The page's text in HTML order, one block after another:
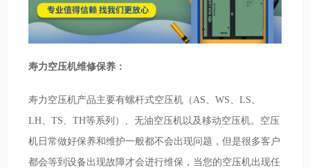
寿力空压机维修保养：
寿力空压机产品主要有螺杆式空压机（AS、WS、LS、
LH、TS、TH等系列）、无油空压机以及移动空压机。空压
机日常做好保养和维护一般都不会出现问题，但是很多客户
都会等到设备出现故障才会进行维保，当您的空压机出现任